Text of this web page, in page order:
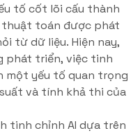
tố cốt lõi cấu thành
thuật toán được phát
từ dữ liệu. Hiện nay,
phát triển, việc tinh
một yếu tố quan trọng
và tính khả thi của
tinh chỉnh AI dựa trên